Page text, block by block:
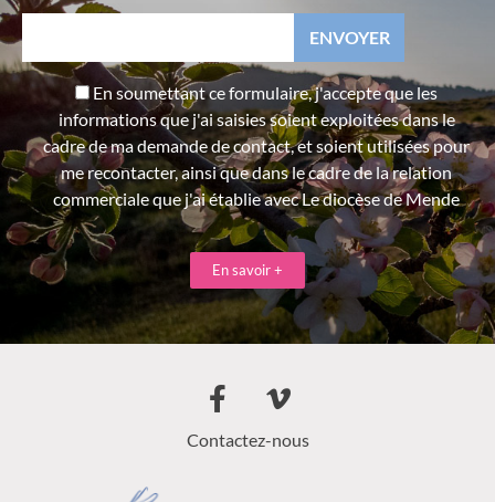
En soumettant ce formulaire, j'accepte que les
informations que j'ai saisies soient exploitées dans le
cadre de ma demande de contact, et soient utilisées pour
me recontacter, ainsi que dans le cadre de la relation
commerciale que j'ai établie avec Le diocèse de Mende
En savoir +
Contactez-nous